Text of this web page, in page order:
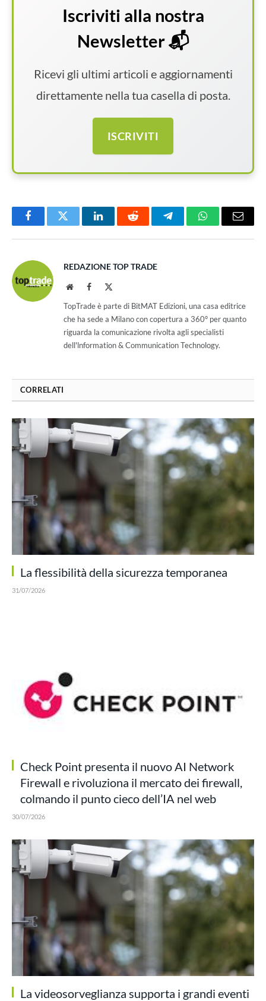
Iscriviti alla nostra
Newsletter 📬
Ricevi gli ultimi articoli e aggiornamenti
direttamente nella tua casella di posta.
ISCRIVITI
FacebookTwitter LinkedInReddit TelegramWhatsAppEmail
REDAZIONE TOP TRADE
WebsiteFacebook
TopTrade è parte di BitMAT Edizioni, una casa editrice
che ha sede a Milano con copertura a 360° per quanto
riguarda la comunicazione rivolta agli specialisti
dell'lnformation & Communication Technology.
CORRELATI
La flessibilità della sicurezza temporanea
31/07/2026
Check Point presenta il nuovo AI Network
Firewall e rivoluziona il mercato dei firewall,
colmando il punto cieco dell’IA nel web
30/07/2026
La videosorveglianza supporta i grandi eventi